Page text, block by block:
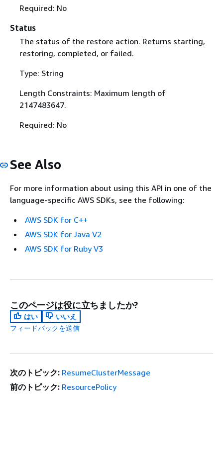
Required: No
Status
The status of the restore action. Returns starting,
restoring, completed, or failed.
Type: String
Length Constraints: Maximum length of
2147483647.
Required: No
See Also
For more information about using this API in one of the
language-specific AWS SDKs, see the following:
AWS SDK for C++
AWS SDK for Java V2
AWS SDK for Ruby V3
このページは役に立ちましたか?
はい
いいえ
フィードバックを送信
次のトピック: ResumeClusterMessage
前のトピック: ResourcePolicy